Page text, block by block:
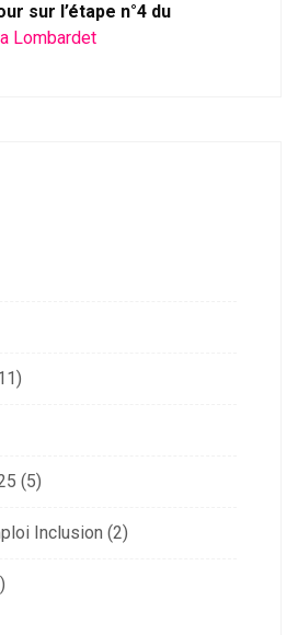
sur l’étape n°4 du
Lombardet
(5)
Inclusion (2)